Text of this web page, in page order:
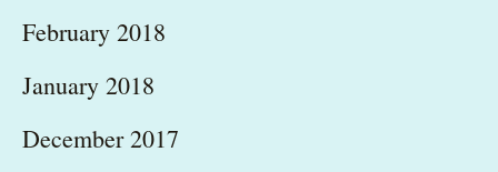
February 2018
January 2018
December 2017